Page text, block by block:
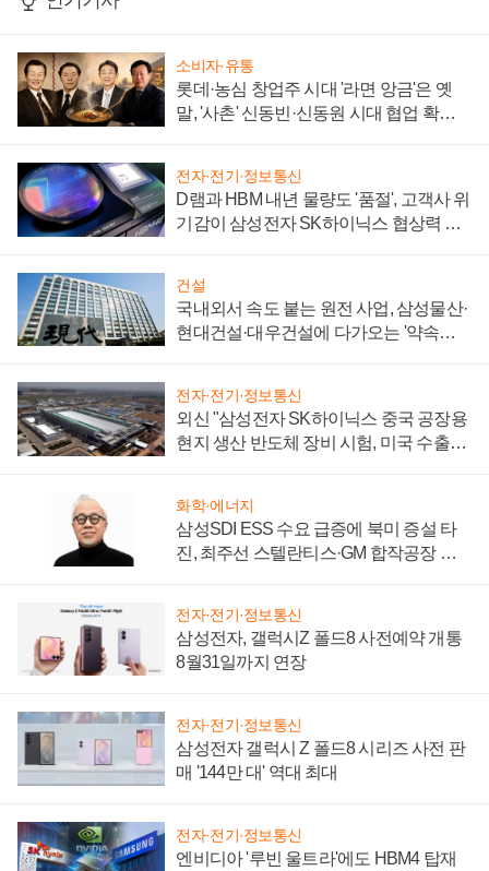
소비자·유통
롯데·농심 창업주 시대 '라면 앙금'은 옛
말, '사촌' 신동빈·신동원 시대 협업 확대
전자·전기·정보통신
D램과 HBM 내년 물량도 '품절', 고객사 위
기감이 삼성전자 SK하이닉스 협상력 더
건설
국내외서 속도 붙는 원전 사업, 삼성물산·
현대건설·대우건설에 다가오는 '약속의
전자·전기·정보통신
외신 "삼성전자 SK하이닉스 중국 공장용
현지 생산 반도체 장비 시험, 미국 수출통
화학·에너지
삼성SDI ESS 수요 급증에 북미 증설 타
진, 최주선 스텔란티스·GM 합작공장 건
전자·전기·정보통신
삼성전자, 갤럭시Z 폴드8 사전예약 개통
8월31일까지 연장
전자·전기·정보통신
삼성전자 갤럭시 Z 폴드8 시리즈 사전 판
매 '144만 대' 역대 최대
전자·전기·정보통신
엔비디아 '루빈 울트라'에도 HBM4 탑재